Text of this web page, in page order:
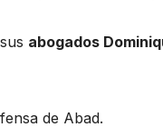
abogados
de Abad.